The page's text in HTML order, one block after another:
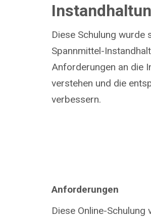
Diese Schulung wurde
Spannmittel-
Anforderungen an die
verstehen und die
verbessern.
Anforderungen
Diese Online-